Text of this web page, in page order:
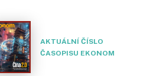
AKTUÁLNÍ ČÍSLO
ČASOPISU EKONOM